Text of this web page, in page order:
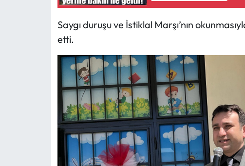
Saygı duruşu ve İstiklal Marşı’nın
etti.